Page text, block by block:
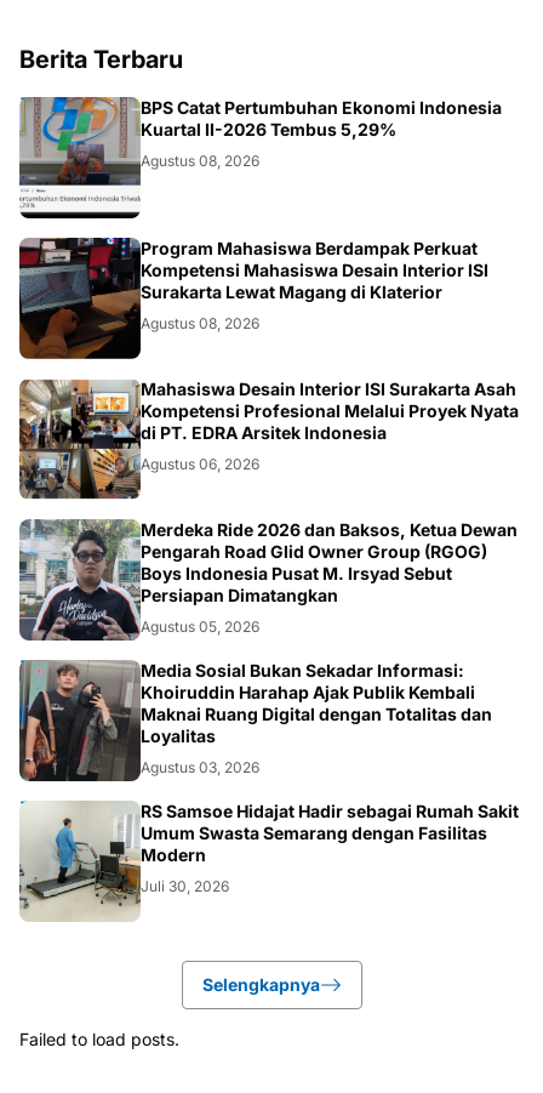
Berita Terbaru
EKONOMI
BPS Catat Pertumbuhan Ekonomi Indonesia
Kuartal II-2026 Tembus 5,29%
Agustus 08, 2026
NASIONAL
Program Mahasiswa Berdampak Perkuat
Kompetensi Mahasiswa Desain Interior ISI
Surakarta Lewat Magang di Klaterior
Agustus 08, 2026
NASIONAL
Mahasiswa Desain Interior ISI Surakarta Asah
Kompetensi Profesional Melalui Proyek Nyata
di PT. EDRA Arsitek Indonesia
Agustus 06, 2026
NASIONAL
Merdeka Ride 2026 dan Baksos, Ketua Dewan
Pengarah Road Glid Owner Group (RGOG)
Boys Indonesia Pusat M. Irsyad Sebut
Persiapan Dimatangkan
Agustus 05, 2026
OPINI
Media Sosial Bukan Sekadar Informasi:
Khoiruddin Harahap Ajak Publik Kembali
Maknai Ruang Digital dengan Totalitas dan
Loyalitas
Agustus 03, 2026
KESEHATAN
RS Samsoe Hidajat Hadir sebagai Rumah Sakit
Umum Swasta Semarang dengan Fasilitas
Modern
Juli 30, 2026
Selengkapnya
Failed to load posts.